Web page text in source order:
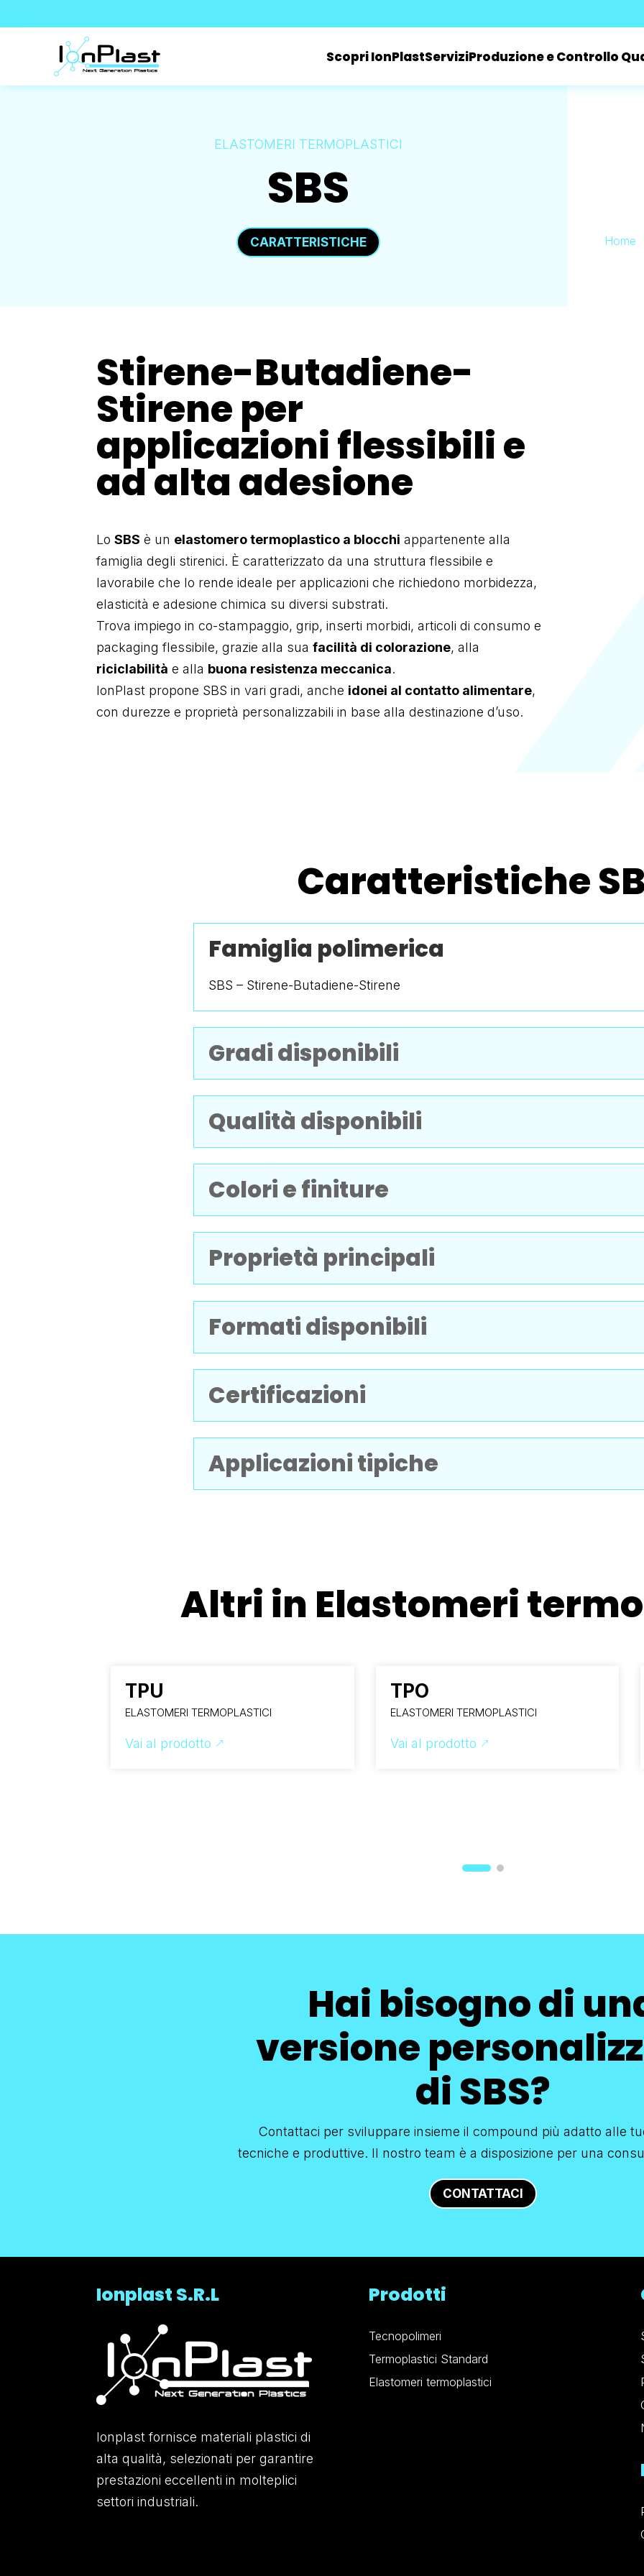
Scopri IonPlastServiziProduzione e Controllo
ELASTOMERI TERMOPLASTICI
SBS
CARATTERISTICHE Home
Stirene-Butadiene-
Stirene per
applicazioni flessibili e
ad alta adesione
LoSBS è un elastomero termoplastico a blocchi appartenente alla
famiglia degli stirenici. È caratterizzato da una struttura flessibile e
lavorabile che lo rende ideale per applicazioni che richiedono morbidezza,
elasticità e adesione chimica su diversi substrati.
Trova impiego in co-stampaggio, grip, inserti morbidi, articoli di consumo e
packaging flessibile, grazie alla suafacilità di colorazione, alla
riciclabilità e alla buona resistenza meccanica.
IonPlast propone SBS in vari gradi, anche idonei al contatto alimentare,
con durezze e proprietà personalizzabili in base alla destinazione d’uso.
Caratteristiche
Famiglia polimerica
SBS – Stirene-Butadiene-Stirene
Gradi disponibili
Qualità disponibili
Colori e finiture
Proprietà principali
Formati disponibili
Certificazioni
Applicazioni tipiche
Altri in Elastomeri
TPU
ELASTOMERI TERMOPLASTICI
Vai al prodotto &
TPO
ELASTOMERI TERMOPLASTICI
Vai al prodotto &
Hai bisogno di
versione
di SBS?
Contattaci per sviluppare insieme il compound più adatto alle
tecniche e produttive. Il nostro team è a disposizione per una
CONTATTACI
Ionplast S.R.L
Ionplast fornisce materiali plastici di
alta qualità, selezionati per garantire
prestazioni eccellenti in molteplici
settori industriali.
Prodotti
Tecnopolimeri
Termoplastici Standard
Elastomeri termoplastici